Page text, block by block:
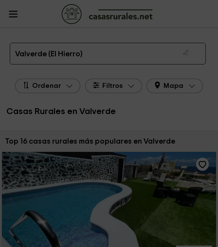
Casas Rurales
Hierro
Casas Rurales Valverde
Las 16 mejores casas rurales en Valverde de 2026
Valverde (El Hierro)
Ordenar Filtros Mapa
Casas Rurales en Valverde
Ordenar por:
Top 16 casas rurales más populares en Valverde